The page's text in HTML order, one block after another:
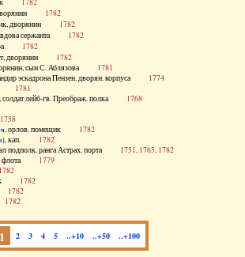
1782
дворянин 1782
дворянин 1782
вдова сержанта 1782
1782
дворянин 1782
сын С. Аблязова 1781
эскадрона Пензен. дворян. корпуса 1774
1781
солдат лейб-гв. Преображ. полка 1768
1758
, орлов. помещик 1782
, кап. 1782
подполк. ранга Астрах. порта 1751, 1765, 1782
флота 1779
1782
1782
1782
1782
1 2 3 4 5 ..+10 ..+50 ..+100